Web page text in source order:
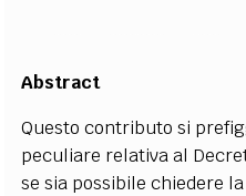
Abstract
Questo contributo si
peculiare relativa al
se sia possibile chiedere